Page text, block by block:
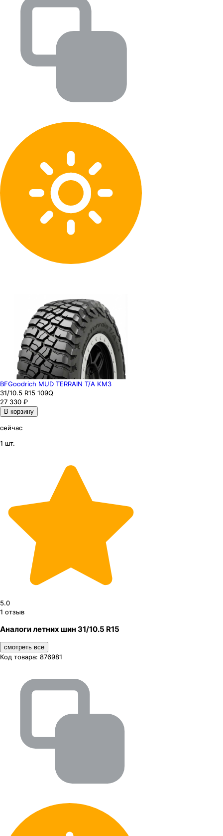
BFGoodrich MUD TERRAIN T/A KM3
31/10.5 R15 109Q
27 330 ₽
В корзину
сейчас
1 шт.
5.0
1 отзыв
Аналоги летних шин 31/10.5 R15
смотреть все
Код товара: 876981